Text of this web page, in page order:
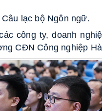
lạc bộ Ngôn ngữ.
công ty, doanh
CĐN Công nghiệp